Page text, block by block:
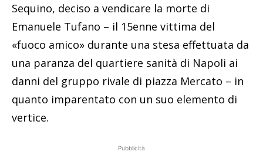
Sequino, deciso a vendicare la morte di
Emanuele Tufano – il 15enne vittima del
«fuoco amico» durante una stesa effettuata da
una paranza del quartiere sanità di Napoli ai
danni del gruppo rivale di piazza Mercato – in
quanto imparentato con un suo elemento di
vertice.
Pubblicità